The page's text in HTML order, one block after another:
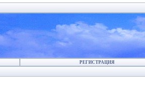
РЕГИСТРАЦИЯ